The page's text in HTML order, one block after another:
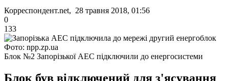
Корреспондент.net, 28 травня 2018, 01:56
0
133
Фото: npp.zp.ua
Блок №2 Запорізької АЕС підключили до енергосистеми
Блок був відключений для з'ясування